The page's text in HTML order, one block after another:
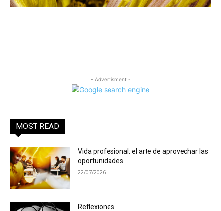
- Advertisment -
MOST READ
Vida profesional: el arte de aprovechar las
oportunidades
22/07/2026
Reflexiones